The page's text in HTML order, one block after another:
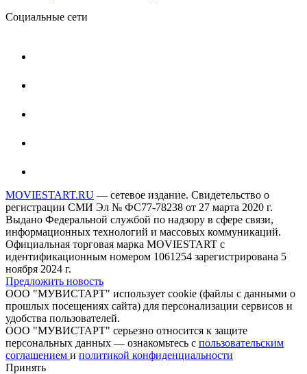
Социальные сети
MOVIESTART.RU — сетевое издание. Свидетельство о
регистрации СМИ Эл № ФС77-78238 от 27 марта 2020 г.
Выдано Федеральной службой по надзору в сфере связи,
информационных технологий и массовых коммуникаций.
Официальная торговая марка MOVIESTART с
идентификационным номером 1061254 зарегистрирована 5
ноября 2024 г.
Предложить новость
ООО "МУВИСТАРТ" использует cookie (файлы с данными о
прошлых посещениях сайта) для персонализации сервисов и
удобства пользователей.
ООО "МУВИСТАРТ" серьезно относится к защите
персональных данных — ознакомьтесь с пользовательским
соглашением и политикой конфиденциальности
Принять